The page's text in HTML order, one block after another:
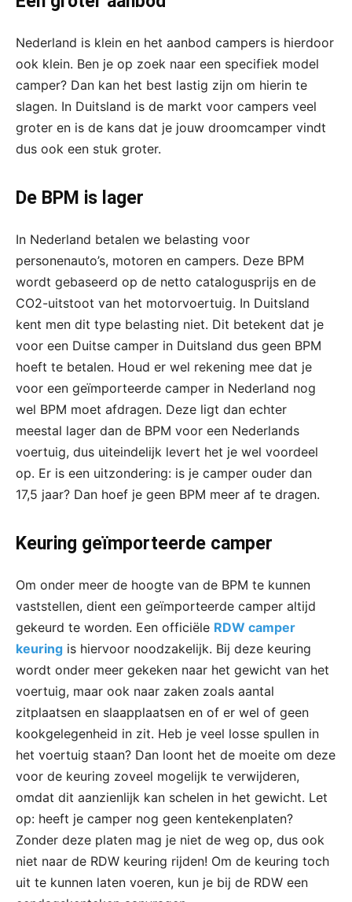
Nederland is klein en het aanbod campers is hierdoor
ook klein. Ben je op zoek naar een specifiek model
camper? Dan kan het best lastig zijn om hierin te
slagen. In Duitsland is de markt voor campers veel
groter en is de kans dat je jouw droomcamper vindt
dus ook een stuk groter.
De BPM is lager
In Nederland betalen we belasting voor
personenauto’s, motoren en campers. Deze BPM
wordt gebaseerd op de netto catalogusprijs en de
CO2-uitstoot van het motorvoertuig. In Duitsland
kent men dit type belasting niet. Dit betekent dat je
voor een Duitse camper in Duitsland dus geen BPM
hoeft te betalen. Houd er wel rekening mee dat je
voor een geïmporteerde camper in Nederland nog
wel BPM moet afdragen. Deze ligt dan echter
meestal lager dan de BPM voor een Nederlands
voertuig, dus uiteindelijk levert het je wel voordeel
op. Er is een uitzondering: is je camper ouder dan
17,5 jaar? Dan hoef je geen BPM meer af te dragen.
Keuring geïmporteerde camper
Om onder meer de hoogte van de BPM te kunnen
vaststellen, dient een geïmporteerde camper altijd
gekeurd te worden. Een officiële RDW camper
keuring is hiervoor noodzakelijk. Bij deze keuring
wordt onder meer gekeken naar het gewicht van het
voertuig, maar ook naar zaken zoals aantal
zitplaatsen en slaapplaatsen en of er wel of geen
kookgelegenheid in zit. Heb je veel losse spullen in
het voertuig staan? Dan loont het de moeite om deze
voor de keuring zoveel mogelijk te verwijderen,
omdat dit aanzienlijk kan schelen in het gewicht. Let
op: heeft je camper nog geen kentekenplaten?
Zonder deze platen mag je niet de weg op, dus ook
niet naar de RDW keuring rijden! Om de keuring toch
uit te kunnen laten voeren, kun je bij de RDW een